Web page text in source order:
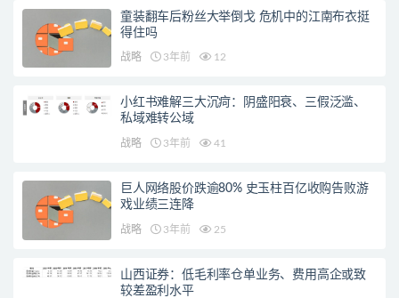
童装翻车后粉丝大举倒戈 危机中的江南布衣挺
得住吗
战略 3年前 12
小红书难解三大沉疴：阴盛阳衰、三假泛滥、
私域难转公域
战略 3年前 41
巨人网络股价跌逾80% 史玉柱百亿收购告败游
戏业绩三连降
战略 3年前 25
山西证券：低毛利率仓单业务、费用高企或致
较差盈利水平